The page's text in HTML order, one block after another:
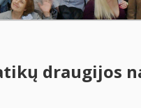
draugijos